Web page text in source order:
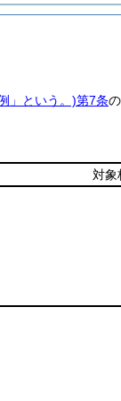
」という。)第7条
対象